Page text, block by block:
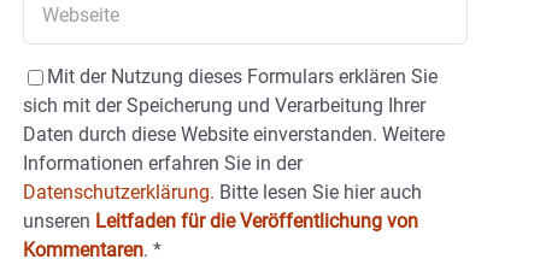
Mit der Nutzung dieses Formulars erklären Sie
sich mit der Speicherung und Verarbeitung Ihrer
Daten durch diese Website einverstanden. Weitere
Informationen erfahren Sie in der
Datenschutzerklärung. Bitte lesen Sie hier auch
unseren Leitfaden für die Veröffentlichung von
Kommentaren. *